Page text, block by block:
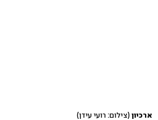
ארכיון (צילום: רועי עידן)